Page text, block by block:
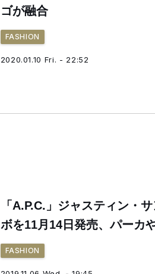
ゴが融合
FASHION
2020.01.10 Fri. - 22:52
「A.P.C.」ジャスティン・
ボを11月14日発売、パーカ
FASHION